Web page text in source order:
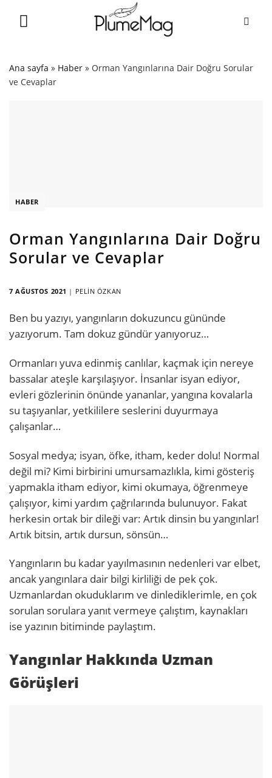
Ana sayfa » Haber » Orman Yangınlarına Dair Doğru Sorular
ve Cevaplar
HABER
Orman Yangınlarına Dair Doğru
Sorular ve Cevaplar
7 AĞUSTOS 2021 | PELIN ÖZKAN
Ben bu yazıyı, yangınların dokuzuncu gününde
yazıyorum. Tam dokuz gündür yanıyoruz…
Ormanları yuva edinmiş canlılar, kaçmak için nereye
bassalar ateşle karşılaşıyor. İnsanlar isyan ediyor,
evleri gözlerinin önünde yananlar, yangına kovalarla
su taşıyanlar, yetkililere seslerini duyurmaya
çalışanlar…
Sosyal medya; isyan, öfke, itham, keder dolu! Normal
değil mi? Kimi birbirini umursamazlıkla, kimi gösteriş
yapmakla itham ediyor, kimi okumaya, öğrenmeye
çalışıyor, kimi yardım çağrılarında bulunuyor. Fakat
herkesin ortak bir dileği var: Artık dinsin bu yangınlar!
Artık bitsin, artık dursun, sönsün…
Yangınların bu kadar yayılmasının nedenleri var elbet,
ancak yangınlara dair bilgi kirliliği de pek çok.
Uzmanlardan okuduklarım ve dinlediklerimle, en çok
sorulan sorulara yanıt vermeye çalıştım, kaynakları
ise yazının bitiminde paylaştım.
Yangınlar Hakkında Uzman
Görüşleri